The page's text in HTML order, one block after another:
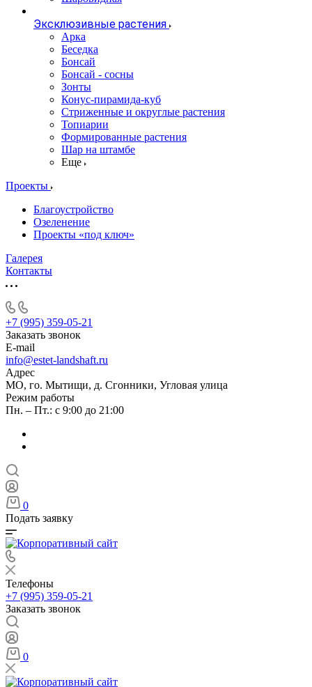
Эксклюзивные растения
Арка
Беседка
Бонсай
Бонсай - сосны
Зонты
Конус-пирамида-куб
Стриженные и округлые растения
Топиарии
Формированные растения
Шар на штамбе
Еще
Проекты
Благоустройство
Озеленение
Проекты «под ключ»
Галерея
Контакты
+7 (995) 359-05-21
Заказать звонок
E-mail
info@estet-landshaft.ru
Адрес
МО, го. Мытищи, д. Сгонники, Угловая улица
Режим работы
Пн. – Пт.: с 9:00 до 21:00
0
Подать заявку
Телефоны
+7 (995) 359-05-21
Заказать звонок
0